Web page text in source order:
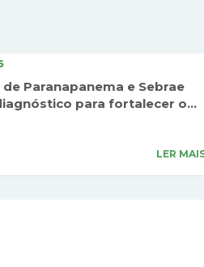
Paranapanema e Sebrae
para fortalecer o...
LER